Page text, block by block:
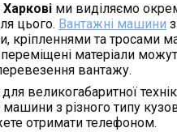
ми виділяємо
цього. Вантажні машини
кріпленнями та тросами
переміщені матеріали
вантажу.
великогабаритної
з різного типу
отримати телефоном.